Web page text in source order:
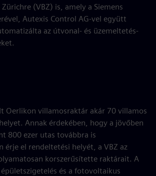
(VBZ) is, amely a Siemens
Autexis Control AG-vel együtt
az útvonal- és üzemeltetés-
Oerlikon villamosraktár akár 70 villamos
Annak érdekében, hogy a jövőben
800 ezer utas továbbra is
érje el rendeltetési helyét, a VBZ az
korszerűsítette raktárait. A
és a fotovoltaikus